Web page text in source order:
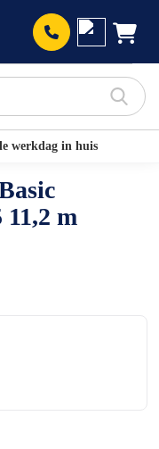
werkdag in huis
offerte
m